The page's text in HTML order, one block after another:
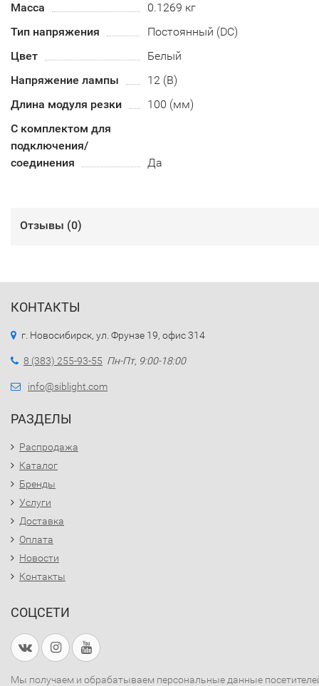
Масса
0.1269 кг
Тип напряжения
Постоянный (DC)
Цвет
Белый
Напряжение лампы
12 (В)
Длина модуля резки
100 (мм)
С комплектом для
подключения/
соединения
Да
Отзывы (0)
КОНТАКТЫ
г. Новосибирск, ул. Фрунзе 19, офис 314
8 (383) 255-93-55 Пн-Пт, 9:00-18:00
info@siblight.com
РАЗДЕЛЫ
Распродажа
Каталог
Бренды
Услуги
Доставка
Оплата
Новости
Контакты
СОЦСЕТИ
Мы получаем и обрабатываем персональные данные